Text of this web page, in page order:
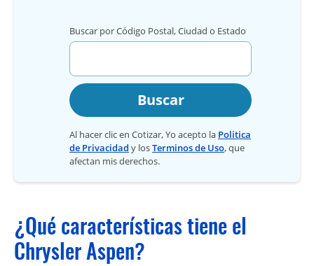
Buscar por Código Postal, Ciudad o Estado
Buscar
Al hacer clic en Cotizar, Yo acepto la Politica
de Privacidad y losTerminos de Uso, que
afectan mis derechos.
¿Qué características tiene el
Chrysler Aspen?